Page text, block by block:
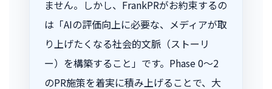
ません。しかし、FrankPRがお約束するの
は「AIの評価向上に必要な、メディアが取
り上げたくなる社会的文脈（ストーリ
ー）を構築すること」です。Phase 0〜2
のPR施策を着実に積み上げることで、大